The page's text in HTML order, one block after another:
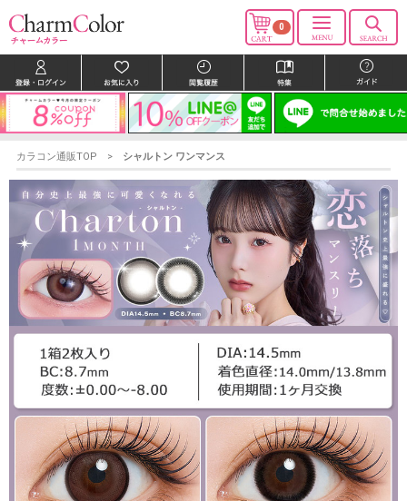
0
カラコン通販TOP シャルトン ワンマンス